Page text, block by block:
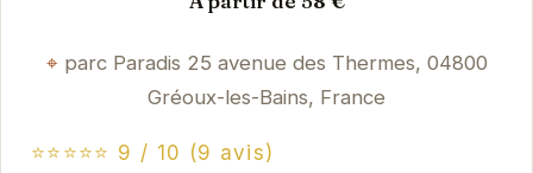
parc Paradis 25 avenue des Thermes, 04800
Gréoux-les-Bains, France
⭐⭐⭐⭐⭐ 9 / 10 (9 avis)